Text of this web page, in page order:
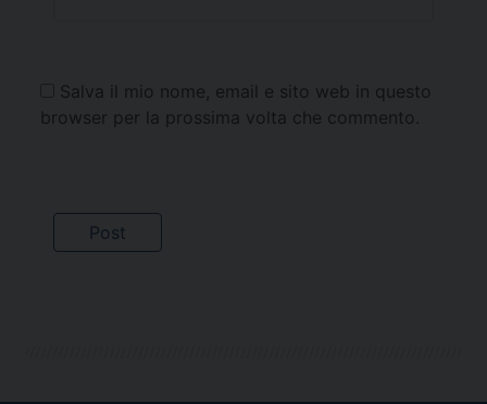
Salva il mio nome, email e sito web in questo
browser per la prossima volta che commento.